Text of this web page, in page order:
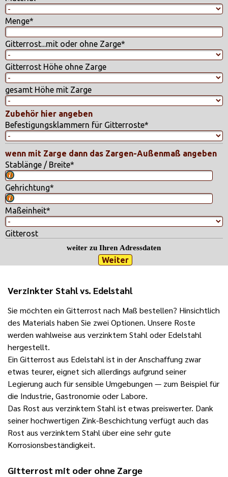
Menge*
Gitterrost...mit oder ohne Zarge*
Gitterrost Höhe ohne Zarge
gesamt Höhe mit Zarge
Zubehör hier angeben
Befestigungsklammern für Gitterroste*
wenn mit Zarge dann das Zargen-Außenmaß angeben
Stablänge / Breite*
mit der Stablänge ist die Breite gemeint
Gehrichtung*
mit der Gehrichtung ist die Tiefe gemeint
Maßeinheit*
Gitterost
weiter zu Ihren Adressdaten
Verzinkter Stahl vs. Edelstahl
Sie möchten ein Gitterrost nach Maß bestellen? Hinsichtlich
des Materials haben Sie zwei Optionen. Unsere Roste
werden wahlweise aus verzinktem Stahl oder Edelstahl
hergestellt.
Ein Gitterrost aus Edelstahl ist in der Anschaffung zwar
etwas teurer, eignet sich allerdings aufgrund seiner
Legierung auch für sensible Umgebungen — zum Beispiel für
die Industrie, Gastronomie oder Labore.
Das Rost aus verzinktem Stahl ist etwas preiswerter. Dank
seiner hochwertigen Zink-Beschichtung verfügt auch das
Rost aus verzinktem Stahl über eine sehr gute
Korrosionsbeständigkeit.
Gitterrost mit oder ohne Zarge